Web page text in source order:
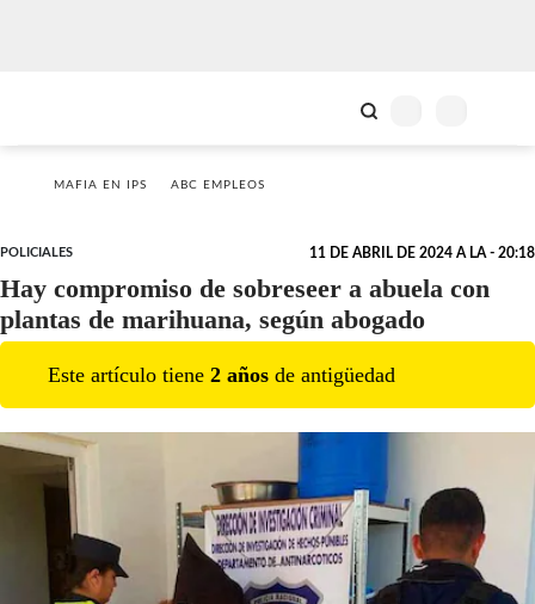
MAFIA EN IPS ABC EMPLEOS
POLICIALES 11 DE ABRIL DE 2024 A LA - 20:18
Hay compromiso de sobreseer a abuela con
plantas de marihuana, según abogado
Este artículo tiene 2 años de antigüedad